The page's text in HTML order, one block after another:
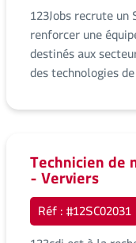
123Jobs recrute
renforcer une
destinés aux
des technologies
Technicien de
- Verviers
Réf : #12SC02031